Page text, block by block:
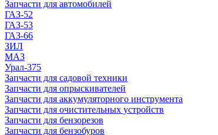
Запчасти для автомобилей
ГАЗ-52
ГАЗ-53
ГАЗ-66
ЗИЛ
МАЗ
Урал-375
Запчасти для садовой техники
Запчасти для опрыскивателей
Запчасти для аккумуляторного инструмента
Запчасти для очистительных устройств
Запчасти для бензорезов
Запчасти для бензобуров